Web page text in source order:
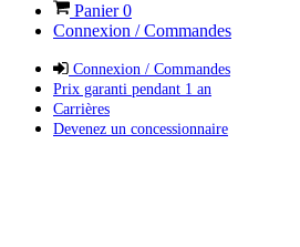
Panier0
Connexion / Commandes
Connexion / Commandes
Prix garanti pendant 1 an
Carrières
Devenez un concessionnaire